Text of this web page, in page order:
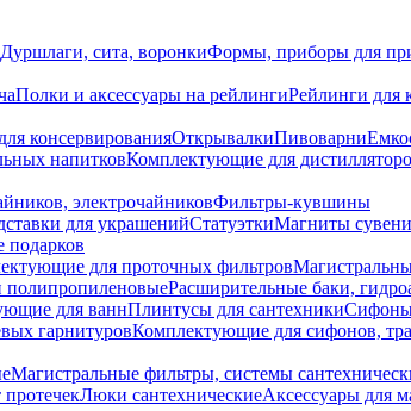
Дуршлаги, сита, воронкиФормы, приборы для
Полки и аксессуары на рейлингиРейлинги для
консервированияОткрывалкиПивоварни
напитковКомплектующие для
электрочайниковФильтры-кувшины
для украшенийСтатуэткиМагниты
для проточных фильтров
Расширительные баки,
для ваннПлинтусы для сантехники
гарнитуровКомплектующие для сифонов,
Магистральные фильтры, системы
Люки сантехническиеАксессуары для